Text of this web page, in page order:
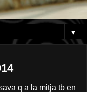
▼
q a la mitja tb en